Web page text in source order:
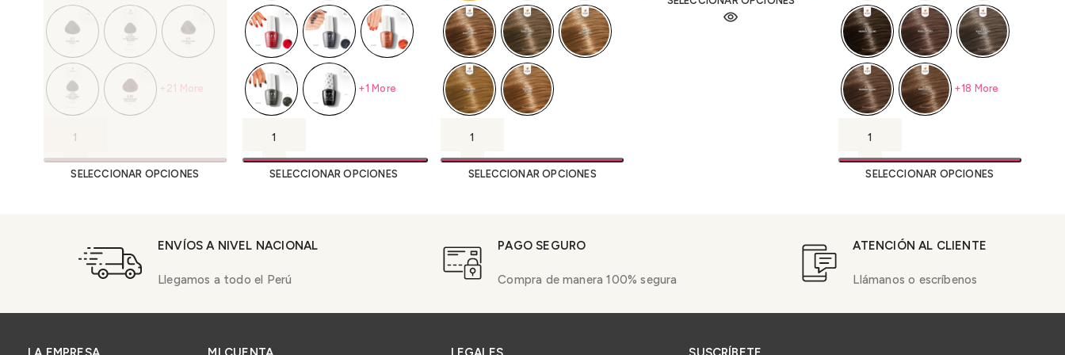
+21 More
SELECCIONAR OPCIONES
+1 More
SELECCIONAR OPCIONES SELECCIONAR OPCIONES
+18 More
SELECCIONAR OPCIONES
ENVÍOS A NIVEL NACIONAL
Llegamos a todo el Perú
PAGO SEGURO
Compra de manera 100% segura
ATENCIÓN AL CLIENTE
Llámanos o escríbenos